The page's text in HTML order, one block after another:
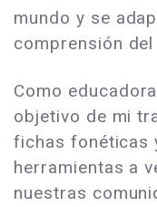
mundo y se
comprensión
Como
objetivo de mi
fichas fonéticas
herramientas a
nuestras